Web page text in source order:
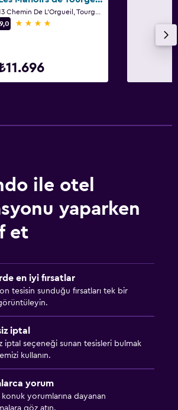
9,0
4 yıldız
ile otel
yaparken
et
en iyi fırsatlar
tesisin sunduğu fırsatları tek bir
iptal
iptal seçeneği sunan tesisleri bulmak
kullanın.
yorum
yorumlarına dayanan
göz atın.